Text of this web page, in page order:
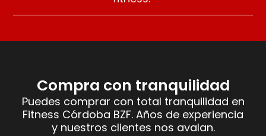
Compra con tranquilidad
Puedes comprar con total tranquilidad en
Fitness Córdoba BZF. Años de experiencia
y nuestros clientes nos avalan.